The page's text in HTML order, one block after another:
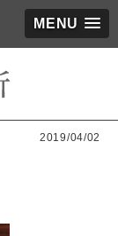
MENU
2019/04/02